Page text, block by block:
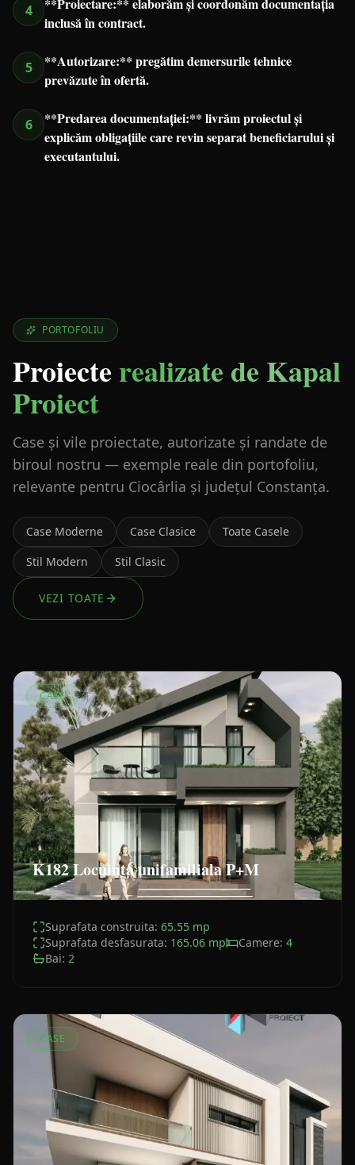
4
inclusă în contract.
5
**Autorizare:** pregătim demersurile tehnice
prevăzute în ofertă.
6
**Predarea documentației:** livrăm proiectul și
explicăm obligațiile care revin separat beneficiarului și
executantului.
PORTOFOLIU
Proiecte realizate de Kapal
Proiect
Case și vile proiectate, autorizate și randate de
biroul nostru — exemple reale din portofoliu,
relevante pentru Ciocârlia și județul Constanța.
Case Moderne Case Clasice
Toate Casele
Stil Modern
Stil Clasic
VEZI TOATE
CASE
K182 Locuinta unifamiliala P+M
Suprafata construita: 65.55 mp
Suprafata desfasurata: 165.06 mp Camere: 4
Bai: 2
CASE